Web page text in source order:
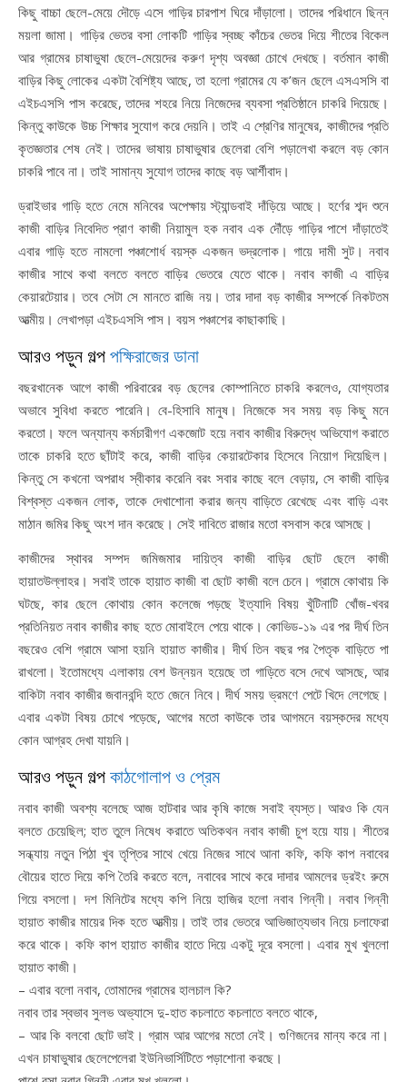
কিছু বাচ্চা ছেলে-মেয়ে দৌড়ে এসে গাড়ির চারপাশ ঘিরে দাঁড়ালো। তাদের পরিধানে ছিন্ন
ময়লা জামা। গাড়ির ভেতর বসা লোকটি গাড়ির স্বচ্ছ কাঁচের ভেতর দিয়ে শীতের বিকেল
আর গ্রামের চাষাভুষা ছেলে-মেয়েদের করুণ দৃশ্য অবজ্ঞা চোখে দেখছে। বর্তমান কাজী
বাড়ির কিছু লোকের একটা বৈশিষ্ট্য আছে, তা হলো গ্রামের যে ক’জন ছেলে এসএসসি বা
এইচএসসি পাস করেছে, তাদের শহরে নিয়ে নিজেদের ব্যবসা প্রতিষ্ঠানে চাকরি দিয়েছে।
কিন্তু কাউকে উচ্চ শিক্ষার সুযোগ করে দেয়নি। তাই এ শ্রেণির মানুষের, কাজীদের প্রতি
কৃতজ্ঞতার শেষ নেই। তাদের ভাষায় চাষাভুষার ছেলেরা বেশি পড়ালেখা করলে বড় কোন
চাকরি পাবে না। তাই সামান্য সুযোগ তাদের কাছে বড় আর্শীবাদ।
ড্রাইভার গাড়ি হতে নেমে মনিবের অপেক্ষায় স্ট্যান্ডবাই দাঁড়িয়ে আছে। হর্ণের শব্দ শুনে
কাজী বাড়ির নিবেদিত প্রাণ কাজী নিয়ামুল হক নবাব এক দৌঁড়ে গাড়ির পাশে দাঁড়াতেই
এবার গাড়ি হতে নামলো পঞ্চাশোর্ধ বয়স্ক একজন ভদ্রলোক। গায়ে দামী সুট। নবাব
কাজীর সাথে কথা বলতে বলতে বাড়ির ভেতরে যেতে থাকে। নবাব কাজী এ বাড়ির
কেয়ারটেয়ার। তবে সেটা সে মানতে রাজি নয়। তার দাদা বড় কাজীর সম্পর্কে নিকটতম
আত্মীয়। লেখাপড়া এইচএসসি পাস। বয়স পঞ্চাশের কাছাকাছি।
আরও পড়ুন গল্পপক্ষিরাজের ডানা
বছরখানেক আগে কাজী পরিবারের বড় ছেলের কোম্পানিতে চাকরি করলেও, যোগ্যতার
অভাবে সুবিধা করতে পারেনি। বে-হিসাবি মানুষ। নিজেকে সব সময় বড় কিছু মনে
করতো। ফলে অন্যান্য কর্মচারীগণ একজোট হয়ে নবাব কাজীর বিরুদ্ধে অভিযোগ করাতে
তাকে চাকরি হতে ছাঁটাই করে, কাজী বাড়ির কেয়ারটেকার হিসেবে নিয়োগ দিয়েছিল।
কিন্তু সে কখনো অপরাধ স্বীকার করেনি বরং সবার কাছে বলে বেড়ায়, সে কাজী বাড়ির
বিশ্বস্ত একজন লোক, তাকে দেখাশোনা করার জন্য বাড়িতে রেখেছে এবং বাড়ি এবং
মাঠান জমির কিছু অংশ দান করেছে। সেই দাবিতে রাজার মতো বসবাস করে আসছে।
কাজীদের স্থাবর সম্পদ জমিজমার দায়িত্ব কাজী বাড়ির ছোট ছেলে কাজী
হায়াতউল্লাহর। সবাই তাকে হায়াত কাজী বা ছোট কাজী বলে চেনে। গ্রামে কোথায় কি
ঘটছে, কার ছেলে কোথায় কোন কলেজে পড়ছে ইত্যাদি বিষয় খুঁটিনাটি খোঁজ-খবর
প্রতিনিয়ত নবাব কাজীর কাছ হতে মোবাইলে পেয়ে থাকে। কোভিড-১৯ এর পর দীর্ঘ তিন
বছরেও বেশি গ্রামে আসা হয়নি হায়াত কাজীর। দীর্ঘ তিন বছর পর পৈতৃক বাড়িতে পা
রাখলো। ইতোমধ্যে এলাকায় বেশ উন্নয়ন হয়েছে তা গাড়িতে বসে দেখে আসছে, আর
বাকিটা নবাব কাজীর জবানবন্দি হতে জেনে নিবে। দীর্ঘ সময় ভ্রমণে পেটে খিদে লেগেছে।
এবার একটা বিষয় চোখে পড়েছে, আগের মতো কাউকে তার আগমনে বয়স্কদের মধ্যে
কোন আগ্রহ দেখা যায়নি।
আরও পড়ুন গল্পকাঠগোলাপ ও প্রেম
নবাব কাজী অবশ্য বলেছে আজ হাটবার আর কৃষি কাজে সবাই ব্যস্ত। আরও কি যেন
বলতে চেয়েছিল; হাত তুলে নিষেধ করাতে অতিকথন নবাব কাজী চুপ হয়ে যায়। শীতের
সন্ধ্যায় নতুন পিঠা খুব তৃপ্তির সাথে খেয়ে নিজের সাথে আনা কফি, কফি কাপ নবাবের
বৌয়ের হাতে দিয়ে কপি তৈরি করতে বলে, নবাবের সাথে করে দাদার আমলের ড্রইং রুমে
গিয়ে বসলো। দশ মিনিটের মধ্যে কপি নিয়ে হাজির হলো নবাব গিন্নী। নবাব গিন্নী
হায়াত কাজীর মায়ের দিক হতে আত্মীয়। তাই তার ভেতরে আভিজাত্যভাব নিয়ে চলাফেরা
করে থাকে। কফি কাপ হায়াত কাজীর হাতে দিয়ে একটু দূরে বসলো। এবার মুখ খুললো
হায়াত কাজী।
– এবার বলো নবাব, তোমাদের গ্রামের হালচাল কি?
নবাব তার স্বভাব সুলভ অভ্যাসে দু-হাত কচলাতে কচলাতে বলতে থাকে,
– আর কি বলবো ছোট ভাই। গ্রাম আর আগের মতো নেই। গুণিজনের মান্য করে না।
এখন চাষাভুষার ছেলেপেলেরা ইউনিভার্সিটিতে পড়াশোনা করছে।